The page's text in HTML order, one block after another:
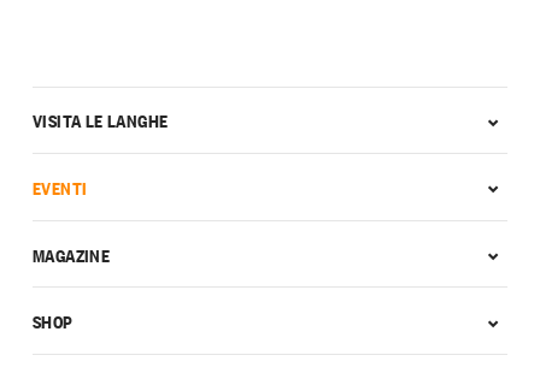
VISITA LE LANGHE
EVENTI
MAGAZINE
SHOP